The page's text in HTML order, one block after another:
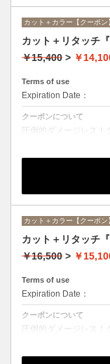
カット＋カラー【クーポン
カット＋リタッチ
￥15,400 > ￥
Terms of use
Expiration Date：
クーポンについて
圧倒的ダメージレス
い処方のイノアオイ
カット＋カラー【クーポン
カット＋リタッチ
￥16,500 > ￥
Terms of use
Expiration Date：
クーポンについて
圧倒的ダメージレス
い処方のイノアオイ